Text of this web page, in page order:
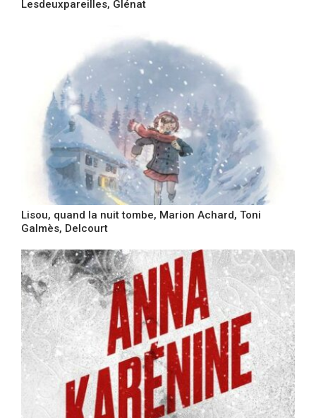
Lesdeuxpareilles, Glénat
Lisou, quand la nuit tombe, Marion Achard, Toni
Galmès, Delcourt